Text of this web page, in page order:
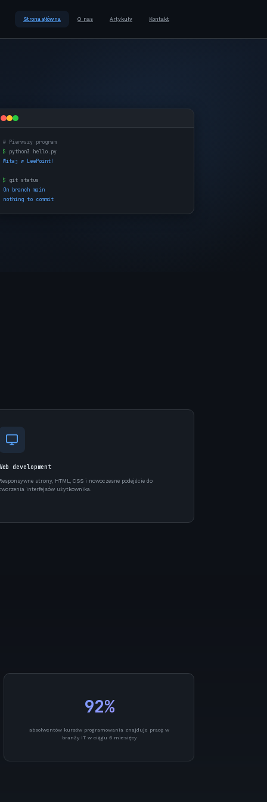
Strona główna O nas Artykuły Kontakt
# Pierwszy program
$ python3 hello.py
Witaj w LeePoint!
$ git status
On branch main
nothing to commit
development
strony, HTML, CSS i nowoczesne podejście do
interfejsów użytkownika.
92%
absolwentów kursów programowania znajduje pracę w
branży IT w ciągu 6 miesięcy